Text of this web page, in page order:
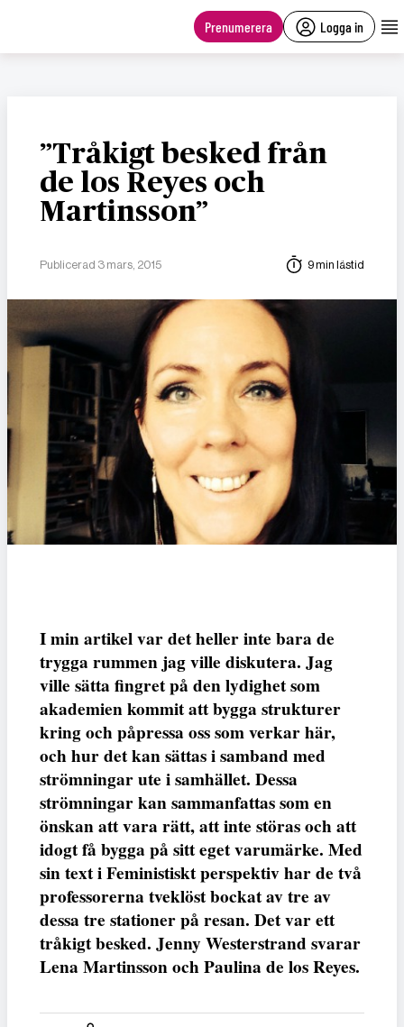
Prenumerera Logga in
”Tråkigt besked från
de los Reyes och
Martinsson”
Publicerad 3 mars, 2015 9 min lästid
I min artikel var det heller inte bara de
trygga rummen jag ville diskutera. Jag
ville sätta fingret på den lydighet som
akademien kommit att bygga strukturer
kring och påpressa oss som verkar här,
och hur det kan sättas i samband med
strömningar ute i samhället. Dessa
strömningar kan sammanfattas som en
önskan att vara rätt, att inte störas och att
idogt få bygga på sitt eget varumärke. Med
sin text i Feministiskt perspektiv har de två
professorerna tveklöst bockat av tre av
dessa tre stationer på resan. Det var ett
tråkigt besked. Jenny Westerstrand svarar
Lena Martinsson och Paulina de los Reyes.